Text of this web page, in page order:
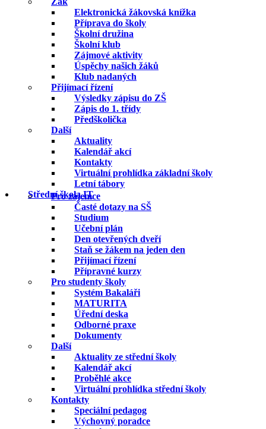
Elektronická žákovská knížka
Příprava do školy
Školní družina
Školní klub
Zájmové aktivity
Úspěchy našich žáků
Klub nadaných
Přijímací řízení
Výsledky zápisu do ZŠ
Zápis do 1. třídy
Předškolička
Další
Aktuality
Kalendář akcí
Kontakty
Virtuální prohlídka základní školy
Letní tábory
Střední škola IT
Pro zájemce
Časté dotazy na SŠ
Studium
Učební plán
Den otevřených dveří
Staň se žákem na jeden den
Přijímací řízení
Přípravné kurzy
Pro studenty školy
Systém Bakaláři
MATURITA
Úřední deska
Odborné praxe
Dokumenty
Další
Aktuality ze střední školy
Kalendář akcí
Proběhlé akce
Virtuální prohlídka střední školy
Kontakty
Speciální pedagog
Výchovný poradce